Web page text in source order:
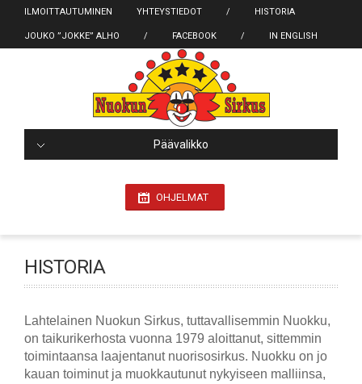
ILMOITTAUTUMINEN YHTEYSTIEDOT / HISTORIA
JOUKO ”JOKKE” ALHO / FACEBOOK / IN ENGLISH
Päävalikko
OHJELMAT
HISTORIA
Lahtelainen Nuokun Sirkus, tuttavallisemmin Nuokku,
on taikurikerhosta vuonna 1979 aloittanut, sittemmin
toimintaansa laajentanut nuorisosirkus. Nuokku on jo
kauan toiminut ja muokkautunut nykyiseen malliinsa,